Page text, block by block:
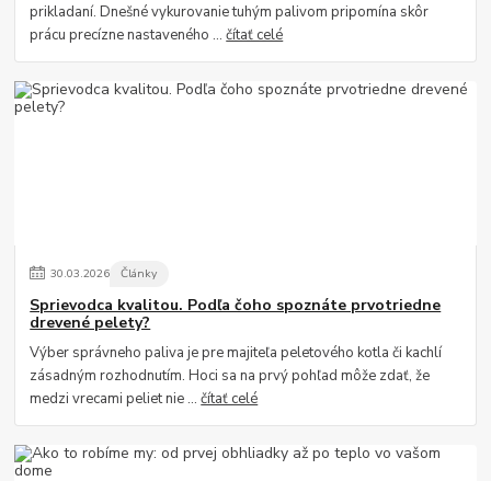
prikladaní. Dnešné vykurovanie tuhým palivom pripomína skôr
prácu precízne nastaveného ...čítať celé
30.03.2026 Články
Sprievodca kvalitou. Podľa čoho spoznáte prvotriedne
drevené pelety?
Výber správneho paliva je pre majiteľa peletového kotla či kachlí
zásadným rozhodnutím. Hoci sa na prvý pohľad môže zdať, že
medzi vrecami peliet nie ...čítať celé